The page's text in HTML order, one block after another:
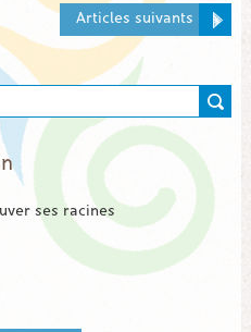
Articles suivants
ses racines